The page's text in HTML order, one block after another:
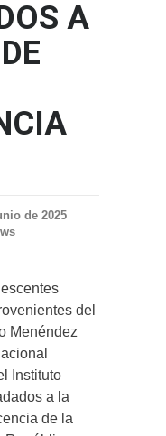
A
de 2025
del
Menéndez
Instituto
a la
de la